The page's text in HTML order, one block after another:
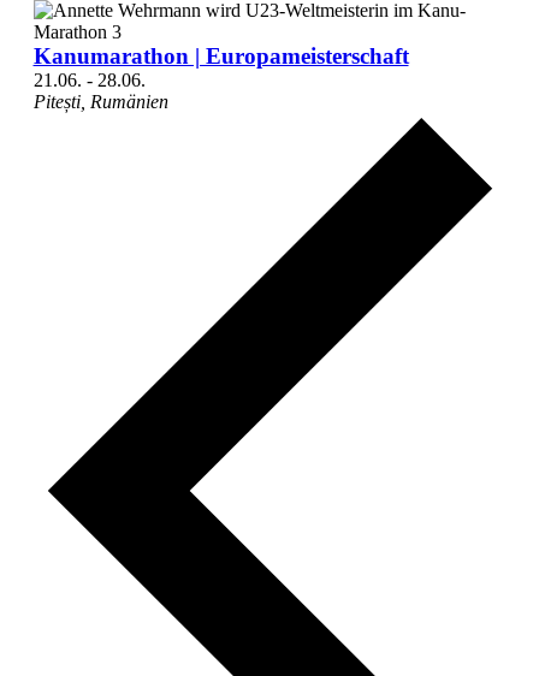
Kanumarathon | Europameisterschaft
21.06. - 28.06.
Pitești, Rumänien